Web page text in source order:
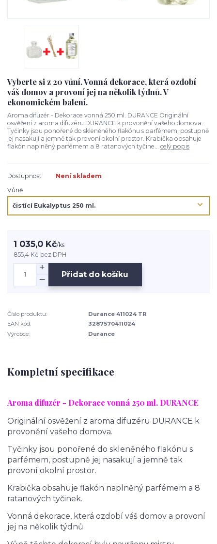
Vyberte si z 20 vůní. Vonná dekorace, která ozdobí
váš domov a provoní jej na několik týdnů. V
ekonomickém balení.
Aroma difuzér - Dekorace vonná 250 ml. DURANCE Originální
osvěžení z aroma difuzéru DURANCE k provonění vašeho domova.
Tyčinky jsou ponořené do skleněného flakónu s parfémem, postupně
jej nasakují a jemně tak provoní okolní prostor. Krabička obsahuje
flakón naplněný parfémem a 8 ratanových tyčine... celý popis
Dostupnost
Není skladem
Vůně
1 035,0 Kč/ks
855,4 Kč bez DPH
Přidat do košíku
Číslo produktu:
Durance 411024 TR
EAN kód:
3287570411024
Výrobce:
Durance
Kompletní specifikace
Aroma difuzér - Dekorace vonná 250 ml. DURANCE
Originální osvěžení z aroma difuzéru DURANCE k
provonění vašeho domova.
Tyčinky jsou ponořené do skleněného flakónu s
parfémem, postupně jej nasakují a jemně tak
provoní okolní prostor.
Krabička obsahuje flakón naplněný parfémem a 8
ratanových tyčinek.
Vonná dekorace, která ozdobí váš domov a provoní
jej na několik týdnů.